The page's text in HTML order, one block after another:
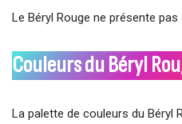
Le Béryl Rouge ne présente
Couleurs du Béryl
La palette de couleurs du Béryl